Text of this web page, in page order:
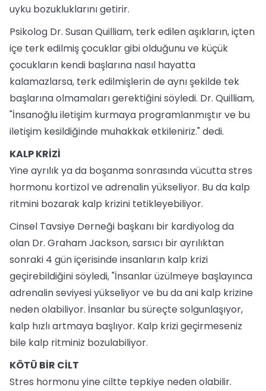
uyku bozukluklarını getirir.
Psikolog Dr. Susan Quilliam, terk edilen aşıkların, içten
içe terk edilmiş çocuklar gibi olduğunu ve küçük
çocukların kendi başlarına nasıl hayatta
kalamazlarsa, terk edilmişlerin de aynı şekilde tek
başlarına olmamaları gerektiğini söyledi. Dr. Quilliam,
"İnsanoğlu iletişim kurmaya programlanmıştır ve bu
iletişim kesildiğinde muhakkak etkileniriz." dedi.
KALP KRİZİ
Yine ayrılık ya da boşanma sonrasında vücutta stres
hormonu kortizol ve adrenalin yükseliyor. Bu da kalp
ritmini bozarak kalp krizini tetikleyebiliyor.
Cinsel Tavsiye Derneği başkanı bir kardiyolog da
olan Dr. Graham Jackson, sarsıcı bir ayrılıktan
sonraki 4 gün içerisinde insanların kalp krizi
geçirebildiğini söyledi, "İnsanlar üzülmeye başlayınca
adrenalin seviyesi yükseliyor ve bu da ani kalp krizine
neden olabiliyor. İnsanlar bu süreçte solgunlaşıyor,
kalp hızlı artmaya başlıyor. Kalp krizi geçirmeseniz
bile kalp ritminiz bozulabiliyor.
KÖTÜ BİR CİLT
Stres hormonu yine ciltte tepkiye neden olabilir.